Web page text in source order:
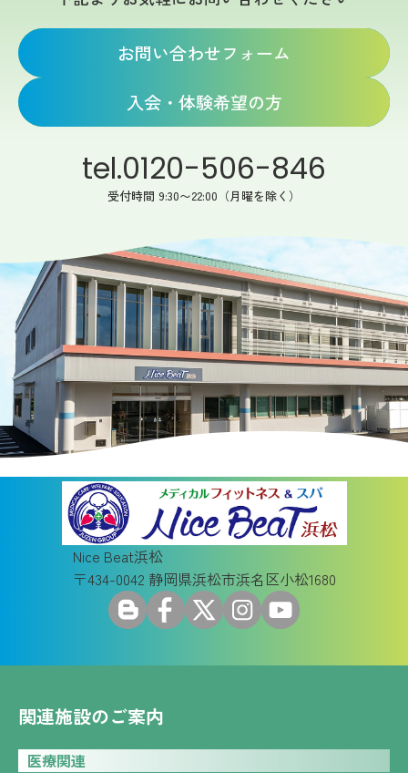
お問い合わせフォーム
入会・体験希望の方
tel.0120-506-846
受付時間 9:30〜22:00（月曜を除く）
Nice Beat浜松
〒434-0042 静岡県浜松市浜名区小松1680
関連施設のご案内
医療関連